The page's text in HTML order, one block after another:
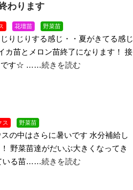
わります
花壇苗 野菜苗
りじりする感じ・・夏がきてる感じ
カ苗とメロン苗終了になります！ 接
です☆ ……続きを読む
ス 野菜苗
の中はさらに暑いです 水分補給し
野菜苗達がだいぶ大きくなってき
いる苗……続きを読む